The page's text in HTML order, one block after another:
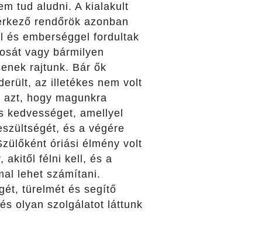
tud aludni. A kialakult
rendőrök azonban
és emberséggel fordultak
vagy bármilyen
rajtunk. Bár ők
az illetékes nem volt
hogy magunkra
kedvességet, amellyel
és a végére
óriási élmény volt
akitől félni kell, és a
lehet számítani.
türelmét és segítő
olyan szolgálatot láttunk